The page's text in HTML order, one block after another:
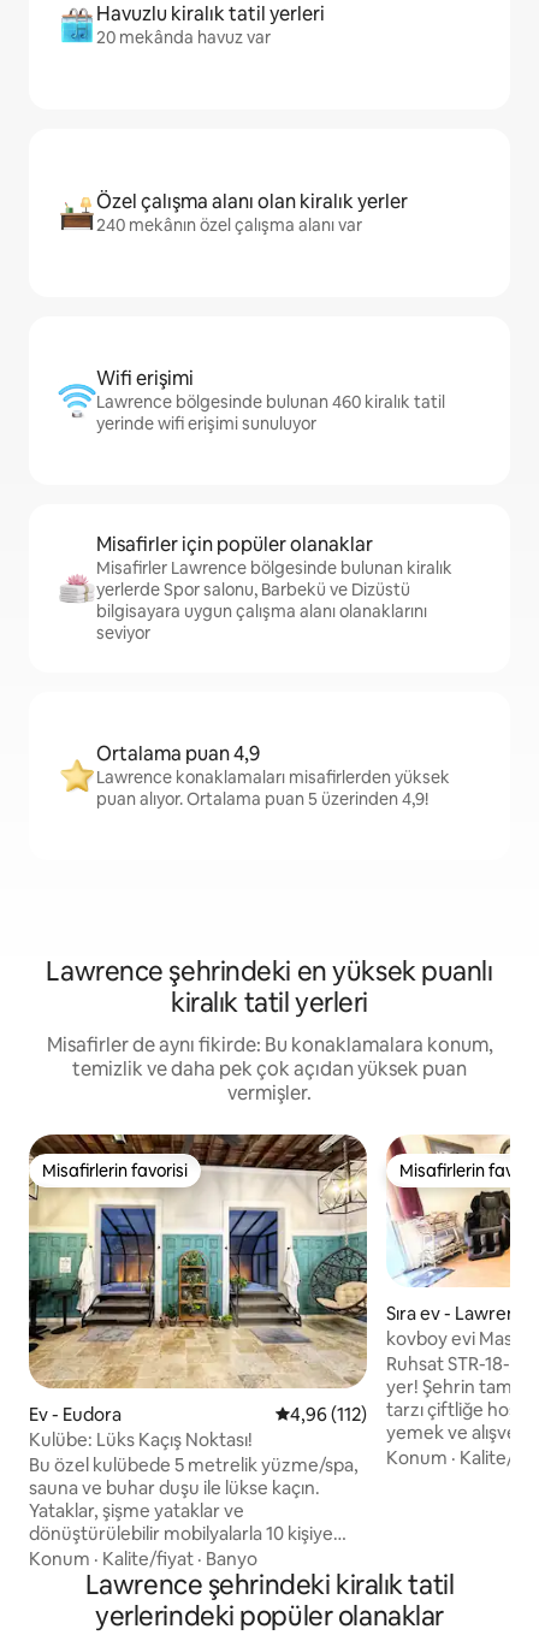
Havuzlu kiralık tatil yerleri
20 mekânda havuz var
Özel çalışma alanı olan kiralık yerler
240 mekânın özel çalışma alanı var
Wifi erişimi
Lawrence bölgesinde bulunan 460 kiralık tatil
yerinde wifi erişimi sunuluyor
Misafirler için popüler olanaklar
Misafirler Lawrence bölgesinde bulunan kiralık
yerlerde Spor salonu, Barbekü ve Dizüstü
bilgisayara uygun çalışma alanı olanaklarını
seviyor
Ortalama puan 4,9
Lawrence konaklamaları misafirlerden yüksek
puan alıyor. Ortalama puan 5 üzerinden 4,9!
Lawrence şehrindeki en yüksek puanlı
kiralık tatil yerleri
Misafirler de aynı fikirde: Bu konaklamalara konum,
temizlik ve daha pek çok açıdan yüksek puan
vermişler.
Misafirlerin favorisi
Misafirlerin favorisi
Ev - Eudora 5 üzerinden ortalama 4,96
4,96 (112)
Kulübe: Lüks Kaçış Noktası!
Bu özel kulübede 5 metrelik yüzme/spa,
sauna ve buhar duşu ile lükse kaçın.
Yataklar, şişme yataklar ve
dönüştürülebilir mobilyalarla 10 kişiye
kadar konaklama sağlar. Çitle çevrili bir
verandanın, ateş çukurunun,
bornozların, terliklerin, yüz maskelerinin,
Nespresso'nun ve daha fazlasının tadını
Konum · Kalite/fiyat · Banyo
Misafirlerin
Misafirlerin
Sıra ev - Lawrence
kovboy evi Masaj
çitle çevrili bahçe
Ruhsat STR-18-
yer! Şehrin tam
tarzı çiftliğe hoş
yemek ve
mesafesindedir.
alanı bulunmaktadır.
gölgeli arka
köpek için çitle
Konum · Kalite/
Lawrence şehrindeki kiralık tatil
yerlerindeki popüler olanaklar